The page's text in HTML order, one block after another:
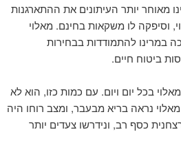
מאוחר יותר העיתונים את ההתארגנות
וסיפקה לו משקאות בחינם. מאלוי
להתמודדות בבחירות
ביטוח חיים.
בכל יום ויום. עם כמות כזו, הוא לא
נראה בריא מבעבר, ומצב רוחו היה
כסף רב, ונידרשו צעדים יותר